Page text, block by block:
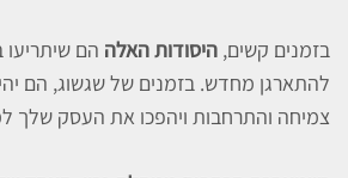
בזמנים קשים, היסודות האלה הם שיתריעו
להתארגן מחדש. בזמנים של שגשוג, הם
צמיחה והתרחבות ויהפכו את העסק שלך